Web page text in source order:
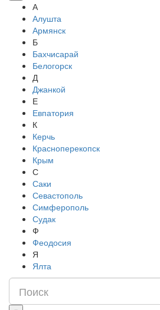
А
Алушта
Армянск
Б
Бахчисарай
Белогорск
Д
Джанкой
Е
Евпатория
К
Керчь
Красноперекопск
Крым
С
Саки
Севастополь
Симферополь
Судак
Ф
Феодосия
Я
Ялта